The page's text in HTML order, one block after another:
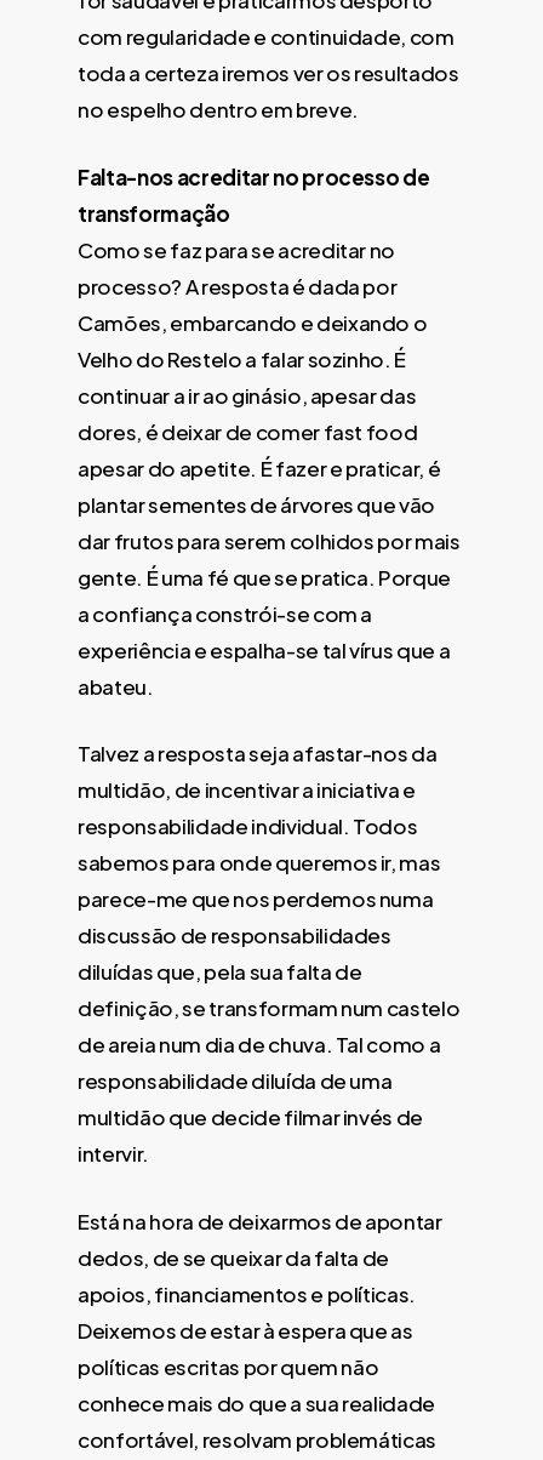
com regularidade e continuidade, com
toda a certeza iremos ver os resultados
no espelho dentro em breve.
Falta-nos acreditar no processo de
transformação
Como se faz para se acreditar no
processo? A resposta é dada por
Camões, embarcando e deixando o
Velho do Restelo a falar sozinho. É
continuar a ir ao ginásio, apesar das
dores, é deixar de comer fast food
apesar do apetite. É fazer e praticar, é
plantar sementes de árvores que vão
dar frutos para serem colhidos por mais
gente. É uma fé que se pratica. Porque
a confiança constrói-se com a
experiência e espalha-se tal vírus que a
abateu.
Talvez a resposta seja afastar-nos da
multidão, de incentivar a iniciativa e
responsabilidade individual. Todos
sabemos para onde queremos ir, mas
parece-me que nos perdemos numa
discussão de responsabilidades
diluídas que, pela sua falta de
definição, se transformam num castelo
de areia num dia de chuva. Tal como a
responsabilidade diluída de uma
multidão que decide filmar invés de
intervir.
Está na hora de deixarmos de apontar
dedos, de se queixar da falta de
apoios, financiamentos e políticas.
Deixemos de estar à espera que as
políticas escritas por quem não
conhece mais do que a sua realidade
confortável, resolvam problemáticas